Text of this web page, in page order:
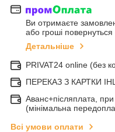
Ви отримаєте
або гроші
Детальніше
PRIVAT24 online (без
ПЕРЕКАЗ З КАРТКИ
Аванс+післяплата,
(мінімальна
Всі умови оплати